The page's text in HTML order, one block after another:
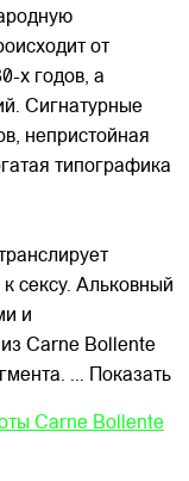
от
х годов, а
Сигнатурные
непристойная
типографика
сексу. Альковный
и
Carne Bollente
... Показать
Carne Bollente